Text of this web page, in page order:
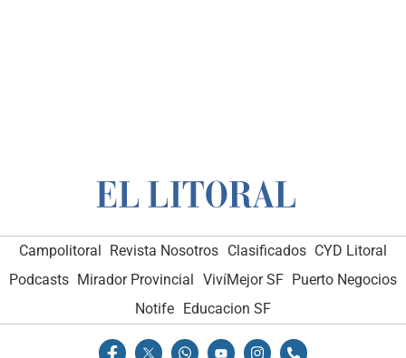
Campolitoral Revista Nosotros Clasificados CYD Litoral
Podcasts Mirador Provincial VivíMejor SF Puerto Negocios
Notife
Educacion SF